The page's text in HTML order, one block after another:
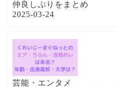
仲良しぶりをまとめ
2025-03-24
芸能・エンタメ